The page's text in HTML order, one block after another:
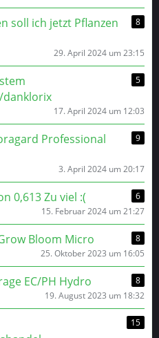
soll ich jetzt Pflanzen
8
29. April 2024 um 23:15
5
17. April 2024 um 12:03
Professional
9
3. April 2024 um 20:17
0,613 Zu viel :(
6
15. Februar 2024 um 21:27
Bloom Micro
8
25. Oktober 2023 um 16:05
EC/PH Hydro
8
19. August 2023 um 18:32
15